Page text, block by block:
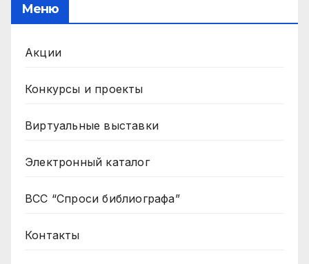
Меню
Акции
Конкурсы и проекты
Виртуальные выставки
Электронный каталог
ВСС “Спроси библиографа”
Контакты